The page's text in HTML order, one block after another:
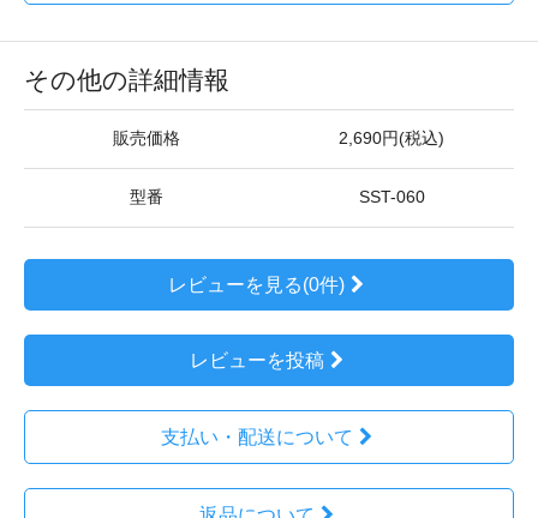
その他の詳細情報
販売価格 2,690円(税込)
型番 SST-060
レビューを見る(0件)
レビューを投稿
支払い・配送について